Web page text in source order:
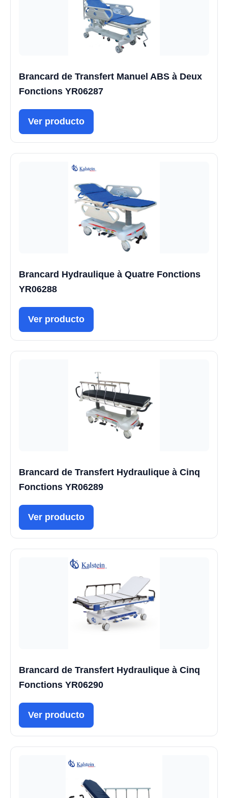
Brancard de Transfert Manuel ABS à Deux
Fonctions YR06287
Ver producto
Brancard Hydraulique à Quatre Fonctions
YR06288
Ver producto
Brancard de Transfert Hydraulique à Cinq
Fonctions YR06289
Ver producto
Brancard de Transfert Hydraulique à Cinq
Fonctions YR06290
Ver producto